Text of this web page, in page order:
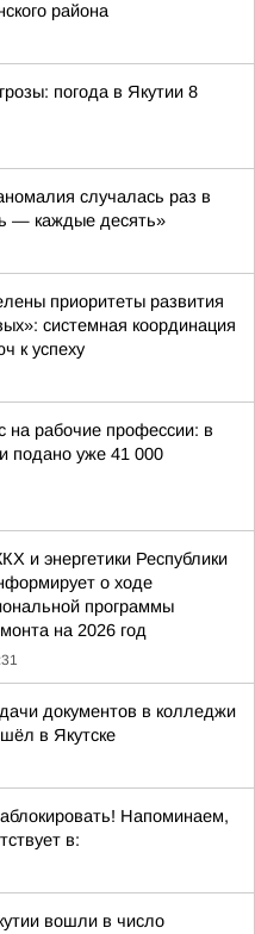
района
погода в Якутии 8
случалась раз в
— каждые десять»
приоритеты развития
системная координация
к успеху
на рабочие профессии: в
подано уже 41 000
и энергетики Республики
о ходе
программы
на 2026 год
документов в колледжи
в Якутске
Напоминаем,
в:
вошли в число